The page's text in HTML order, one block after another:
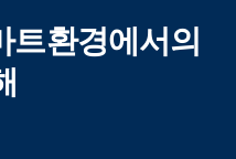
트환경에서의